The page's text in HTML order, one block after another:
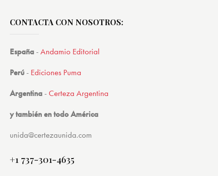
CONTACTA CON NOSOTROS:
España -Andamio Editorial
Perú - Ediciones Puma
Argentina -Certeza Argentina
y también en todo América
unida@certezaunida.com
+1 737-301-4635